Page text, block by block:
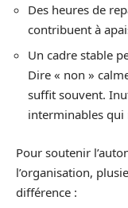
Des heures de
contribuent à
Un cadre stable
Dire « non »
suffit souvent.
interminables qui
Pour soutenir
l’organisation,
différence :